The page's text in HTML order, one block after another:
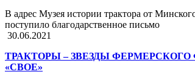
В адрес Музея истории трактора от
поступило благодарственное письмо
30.06.2021
ТРАКТОРЫ – ЗВЕЗДЫ
«СВОЕ»